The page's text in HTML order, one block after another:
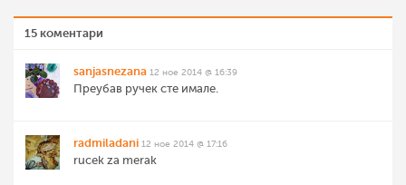
15 коментари
sanjasnezana 12 ное 2014 @ 16:39
Преубав ручек сте имале.
radmiladani 12 ное 2014 @ 17:16
rucek za merak